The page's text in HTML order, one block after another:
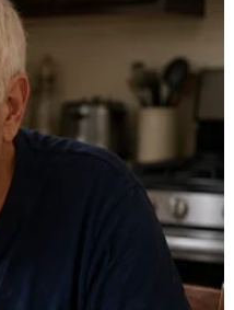
više nego što su dobijali
potpuno su izgubili veru u